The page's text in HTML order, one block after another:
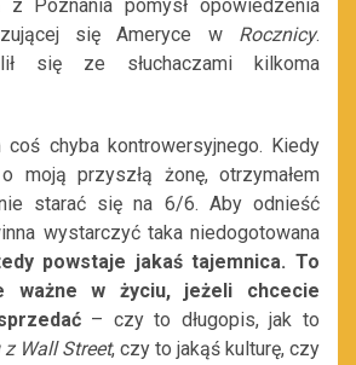
Poznania pomysł opowiedzenia
się Ameryce w Rocznicy.
się ze słuchaczami kilkoma
coś chyba kontrowersyjnego. Kiedy
o moją przyszłą żonę, otrzymałem
starać się na 6/6. Aby odnieść
wystarczyć taka niedogotowana
powstaje jakaś tajemnica. To
ważne w życiu, jeżeli chcecie
– czy to długopis, jak to
z Wall Street, czy to jakąś kulturę, czy